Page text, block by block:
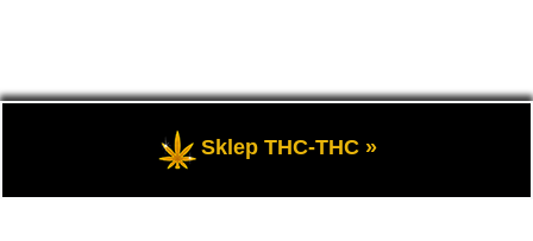
CBDLeczy.com – Wszelkie prawa zastrzeżone
marihuana i olej CBD-RSO w medycynie.
Sklep THC-THC »